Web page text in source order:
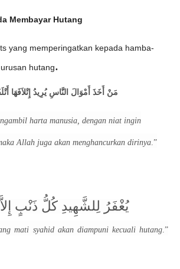
Membayar Hutang
yang memperingatkan kepada hamba-
hutang.
مَنْ أَخَذَ أَمْوَالَ النَّاسِ يُرِيدُ إِتْلاَفَهَا
harta manusia, dengan niat ingin
Allah juga akan menghancurkan dirinya.”
يُغْفَرُ لِلشَّهِيدِ كُلُّ ذَنْبٍ إِلاَّ
mati syahid akan diampuni kecuali hutang.”